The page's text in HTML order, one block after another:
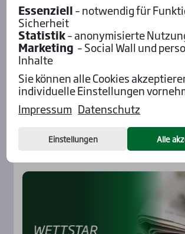
Essenziell– notwendig für
Sicherheit
Statistik– anonymisierte
Marketing – Social Wall und
Inhalte
Sie können alle Cookies
individuelle Einstellungen
Impressum Datenschutz
Einstellungen Alle